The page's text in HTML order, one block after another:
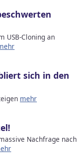
USB-Cloning an
sich in den
mehr
Nachfrage nach